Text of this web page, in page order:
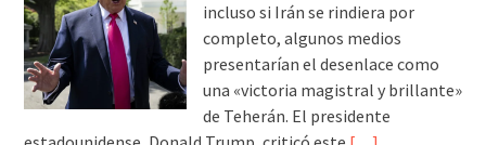
incluso si Irán se rindiera por
completo, algunos medios
presentarían el desenlace como
una «victoria magistral y brillante»
de Teherán. El presidente